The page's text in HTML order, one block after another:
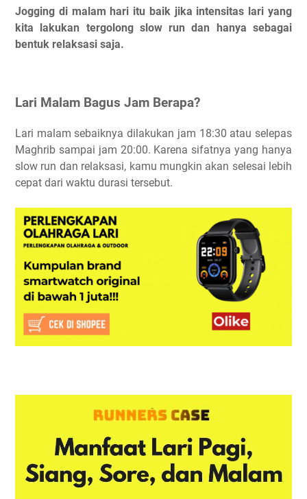
Jogging di malam hari itu baik jika intensitas lari yang
kita lakukan tergolong slow run dan hanya sebagai
bentuk relaksasi saja.
Lari Malam Bagus Jam Berapa?
Lari malam sebaiknya dilakukan jam 18:30 atau selepas
Maghrib sampai jam 20:00. Karena sifatnya yang hanya
slow run dan relaksasi, kamu mungkin akan selesai lebih
cepat dari waktu durasi tersebut.